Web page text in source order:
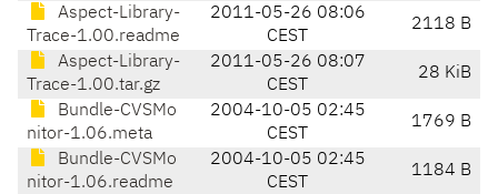
Aspect-Library-
Trace-1.00.readme
2011-05-26 08:06
CEST
2118 B
Aspect-Library-
Trace-1.00.tar.gz
2011-05-26 08:07
CEST
28 KiB
Bundle-CVSMo
nitor-1.06.meta
2004-10-05 02:45
CEST
1769 B
Bundle-CVSMo
nitor-1.06.readme
2004-10-05 02:45
CEST
1184 B